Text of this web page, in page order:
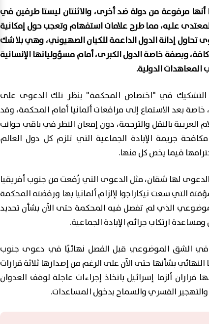
مرفوعة من دولة ضد أخرى، والاثنتان ليستا طرفين في
عليه، مما طرح علامات استفهام وتعجب حول إمكانية
تحاول إدانة الدول الداعمة للكيان الصهيوني، وهي بلا شك
وبصفة خاصة الدول الكبرى، أمام مسؤولياتها الإنسانية
المعاهدات الدولية.
التشكيك في "اختصاص المحكمة" بنظر تلك الدعوى على
خاصة بعد الاستماع إلى مرافعات ألمانيا أمام المحكمة، وقد
بالنقل والترجمة، دون إمعان النظر في باقي جوانب
جريمة الإبادة الجماعية التي تلزم كل دول العالم
فيما يخص كل منها.
لها شقان، مثل الدعوى التي رُفعت من جنوب أفريقيا
التي سعت نيكاراجوا لإلزام ألمانيا بها ورفضته المحكمة
الذي لم تفصل فيه المحكمة حتى الآن بشأن تحديد
ارتكاب جرائم الإبادة الجماعية.
الشق الموضوعي قبل الفصل نهائيًا في دعوى جنوب
بشأنها حتى الآن على الرغم من إصدارها ثلاثة قرارات
قراران ألزما إسرائيل باتخاذ إجراءات عاجلة لوقف العدوان
القسري والسماح بدخول المساعدات.